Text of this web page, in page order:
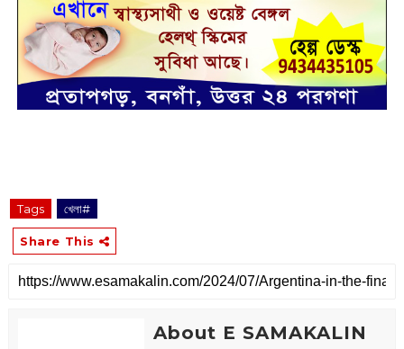
Tags খেলা#
Share This
About E SAMAKALIN